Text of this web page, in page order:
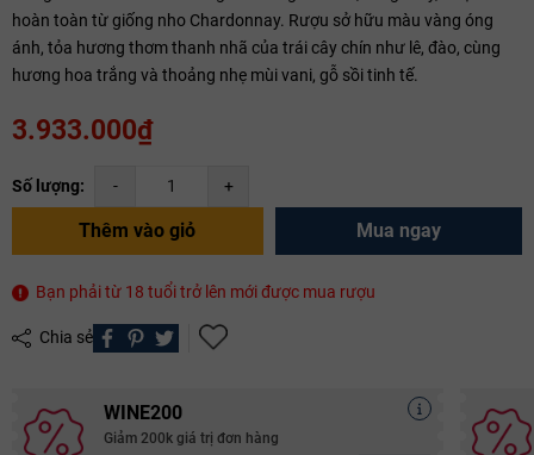
hoàn toàn từ giống nho Chardonnay. Rượu sở hữu màu vàng óng
ánh, tỏa hương thơm thanh nhã của trái cây chín như lê, đào, cùng
hương hoa trắng và thoảng nhẹ mùi vani, gỗ sồi tinh tế.
3.933.000₫
Số lượng: - +
Thêm vào giỏ Mua ngay
Bạn phải từ 18 tuổi trở lên mới được mua rượu
Chia sẻ
WINE200
Giảm 200k giá trị đơn hàng